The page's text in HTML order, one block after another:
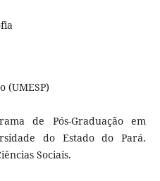
(UMESP)
de Pós-Graduação em
do Estado do Pará.
Sociais.